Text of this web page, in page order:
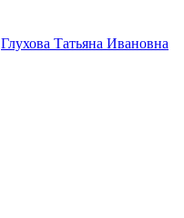
Глухова Татьяна Ивановна